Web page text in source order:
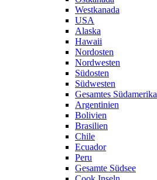
Westkanada
USA
Alaska
Hawaii
Nordosten
Nordwesten
Südosten
Südwesten
Gesamtes Südamerika
Argentinien
Bolivien
Brasilien
Chile
Ecuador
Peru
Gesamte Südsee